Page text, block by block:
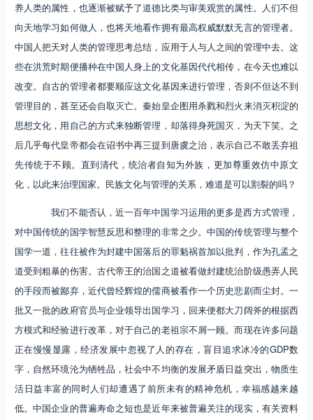
养人类的属性，也逐渐被赋予了道德比类与审美观赏的属性。人们不但
向天地学习如何做人，也将天地看作拥有最高权威默默无言的管理者。
中国人把天对人类的管理思考总结，应用于人与人之间的管理中去。这
些在洪荒时期便播种在中国人身上的文化基因代代相传，在今天也难以
改变。自古的管理者都要顺应这文化基因来进行管理，否则不但达不到
管理目的，甚至还会自取灭亡。秦始皇企图用杀戮和烈火来消灭积淀的
思想文化，用自己的方式来独断管理，却落得身死国灭，为天下笑。之
后几乎每代皇帝都会在诏书中再三提到唐虞之治，表示自己不敢丢弃祖
先传统于不顾。直到清代，统治者自知为外族，更加尊重效仿中原文
化，以此来治理国家。民族文化与管理的关系，难道是可以割裂的吗？
我们不能否认，近一百年中国学习运用的更多是西方式管理，
对中国传统的国学智慧反思和整理的非常之少。中国的传统管理与整个
国学一道，往往被作为封建中国落后的罪魁祸首加以批判，作为孔孟之
道受到粗暴的伤害。古代帝王的治国之道被看做封建统治阶级愚弄人民
的手段而被鄙弃，近代曾经辉煌的儒商被看作一个历史悲剧而尘封。一
批又一批的政府官员与企业领导出国学习，回来便都大刀阔斧的根据西
方模式和经验进行改革，对于自己的老祖宗不屑一顾。而现在许多问题
正在慢慢显露，经济发展中忽视了人的存在，盲目追求冰冷的GDP数
字，自然环境沦为牺牲品，社会中不均衡的发展矛盾日益突出，物质生
活日益丰富的同时人们却遭遇了前所未有的精神危机，幸福感越来越
低。中国企业的普遍寿命之短也是近年来被普遍关注的现实，有关资料